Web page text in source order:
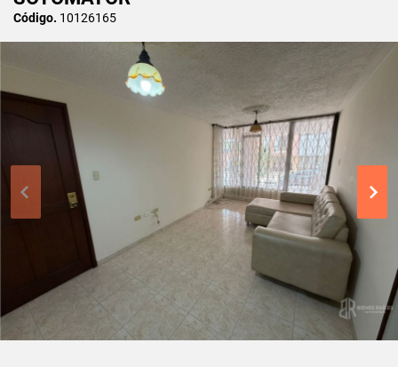
Código. 10126165